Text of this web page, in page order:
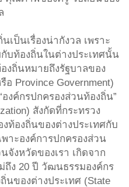
เป็นเรื่องน่ากังวล เพราะ
บท้องถิ่นในต่างประเทศนั้น
งถิ่นหมายถึงรัฐบาลของ
อ Province Government)
งค์กรปกครองส่วนท้องถิ่น”
สังกัดที่กระทรวง
ท้องถิ่นของต่างประเทศกับ
าะองค์การปกครองส่วน
จังหวัดของเรา เกิดจาก
ถึง 20 ปี วัฒนธรรมองค์กร
นของต่างประเทศ (State